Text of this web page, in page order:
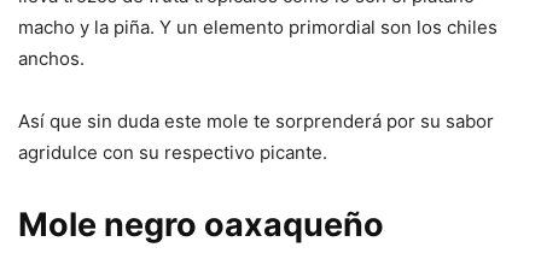
macho y la piña. Y un elemento primordial son los chiles
anchos.
Así que sin duda este mole te sorprenderá por su sabor
agridulce con su respectivo picante.
Mole negro oaxaqueño